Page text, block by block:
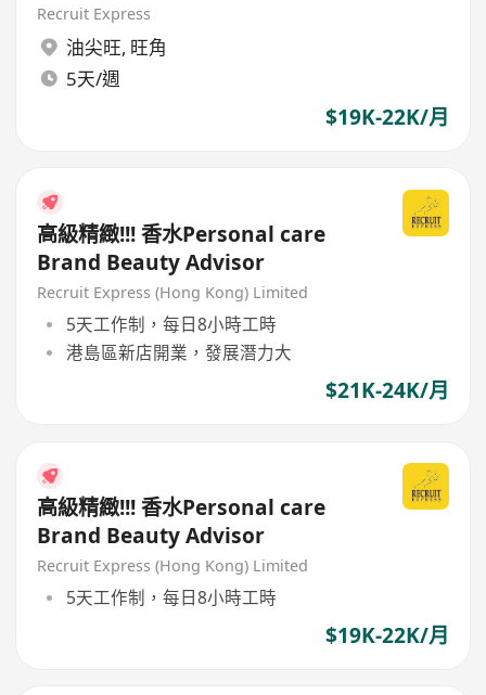
Recruit Express
油尖旺, 旺角
5天/週
$19K-22K/月
高級精緻!!! 香水Personal care
Brand Beauty Advisor
Recruit Express (Hong Kong) Limited
5天工作制，每日8小時工時
港島區新店開業，發展潛力大
$21K-24K/月
高級精緻!!! 香水Personal care
Brand Beauty Advisor
Recruit Express (Hong Kong) Limited
5天工作制，每日8小時工時
$19K-22K/月